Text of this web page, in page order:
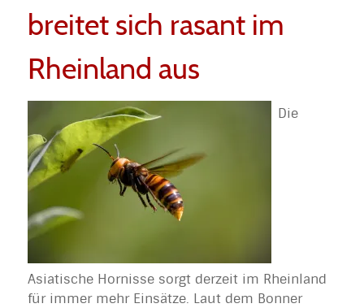
breitet sich rasant im
Rheinland aus
Die
Asiatische Hornisse sorgt derzeit im Rheinland
für immer mehr Einsätze. Laut dem Bonner